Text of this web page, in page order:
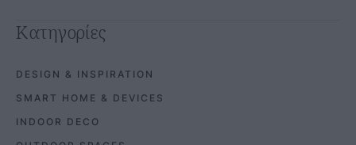
Κατηγορίες
DESIGN & INSPIRATION
SMART HOME & DEVICES
INDOOR DECO